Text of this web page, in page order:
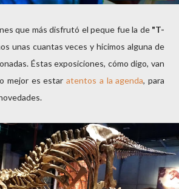
que más disfrutó el peque fue la de "T-
unas cuantas veces y hicimos alguna de
Éstas exposiciones, cómo digo, van
mejor es estaratentos a la agenda, para